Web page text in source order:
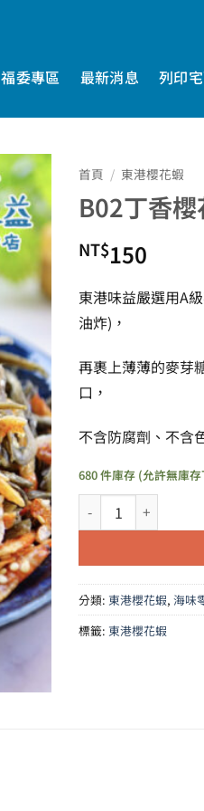
福委專區 最新消息 列印
首頁 / 東港櫻花蝦
B02丁香
NT$150
東港味益嚴選用A
油炸)，
再裹上薄薄的麥芽
口，
不含防腐劑、不含
680 件庫存 (允許無庫
B02丁香櫻花蝦 /Bag
分類: 東港櫻花蝦,海味
標籤: 東港櫻花蝦